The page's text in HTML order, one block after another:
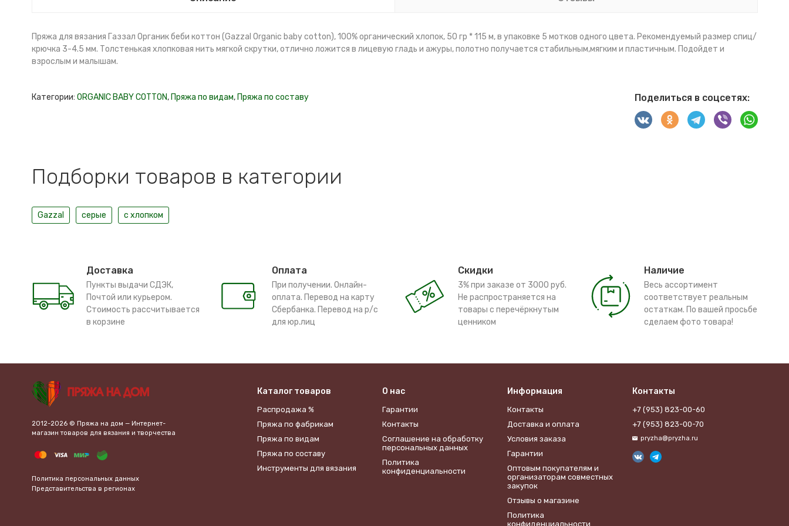
Пряжа для вязания Газзал Органик беби коттон (Gazzal Organic baby cotton), 100% органический хлопок, 50 гр * 115 м, в упаковке 5 мотков одного цвета. Рекомендуемый размер спиц/
крючка 3-4.5 мм. Толстенькая хлопковая нить мягкой скрутки, отлично ложится в лицевую гладь и ажуры, полотно получается стабильным,мягким и пластичным. Подойдет и
взрослым и малышам.
Категории: ORGANIC BABY COTTON, Пряжа по видам, Пряжа по составу Поделиться в соцсетях:
Подборки товаров в категории
Gazzal серые с хлопком
Доставка
Пункты выдачи СДЭК,
Почтой или курьером.
Стоимость рассчитывается
в корзине
Оплата
При получении. Онлайн-
оплата. Перевод на карту
Сбербанка. Перевод на р/с
для юр.лиц
Скидки
3% при заказе от 3000 руб.
Не распространяется на
товары с перечёркнутым
ценником
Наличие
Весь ассортимент
соответствует реальным
остаткам. По вашей просьбе
сделаем фото товара!
2012-2026 © Пряжа на дом — Интернет-
магазин товаров для вязания и творчества
Политика персональных данных
Представительства в регионах
Каталог товаров
Распродажа %
Пряжа по фабрикам
Пряжа по видам
Пряжа по составу
Инструменты для вязания
О нас
Гарантии
Контакты
​Соглашение на обработку
персональных данных
Политика
конфиденциальности
Информация
Контакты
Доставка и оплата
Условия заказа
Гарантии
Оптовым покупателям и
организаторам совместных
закупок
Отзывы о магазине
Политика
конфиденциальности
Контакты
+7 (953) 823-00-60
+7 (953) 823-00-70
pryzha@pryzha.ru